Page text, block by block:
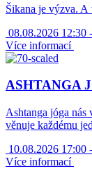
Šikana je výzva. A
08.08.2026 12:30
Více informací
ASHTANGA
Ashtanga jóga
věnuje každému
10.08.2026 17:00
Více informací